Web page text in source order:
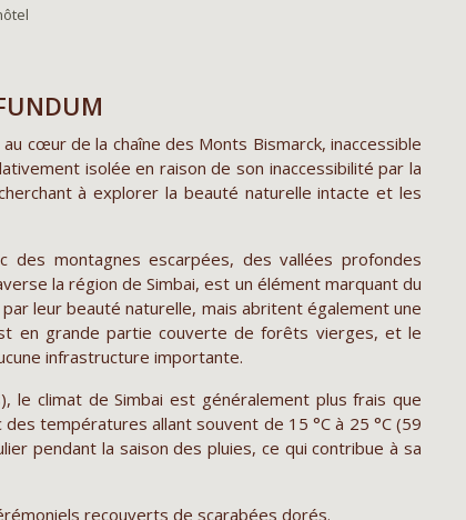
cœur de la chaîne des Monts Bismarck, inaccessible
isolée en raison de son inaccessibilité par la
à explorer la beauté naturelle intacte et les
des montagnes escarpées, des vallées profondes
la région de Simbai, est un élément marquant du
leur beauté naturelle, mais abritent également une
en grande partie couverte de forêts vierges, et le
infrastructure importante.
le climat de Simbai est généralement plus frais que
températures allant souvent de 15 °C à 25 °C (59
pendant la saison des pluies, ce qui contribue à sa
recouverts de scarabées dorés.